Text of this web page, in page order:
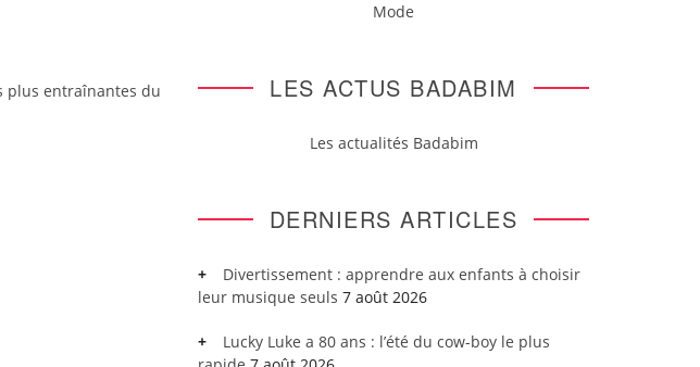
plus entraînantes du
Mode
LES ACTUS BADABIM
Les actualités Badabim
DERNIERS ARTICLES
Divertissement : apprendre aux enfants à choisir
leur musique seuls 7 août 2026
Lucky Luke a 80 ans : l’été du cow-boy le plus